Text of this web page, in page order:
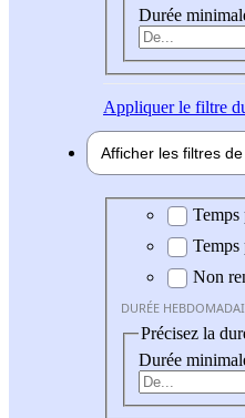
Durée
Appliquerle filtre
Afficher les filtres de
Durée
Temps
Temps
Non
DURÉE
Précisez la
Durée